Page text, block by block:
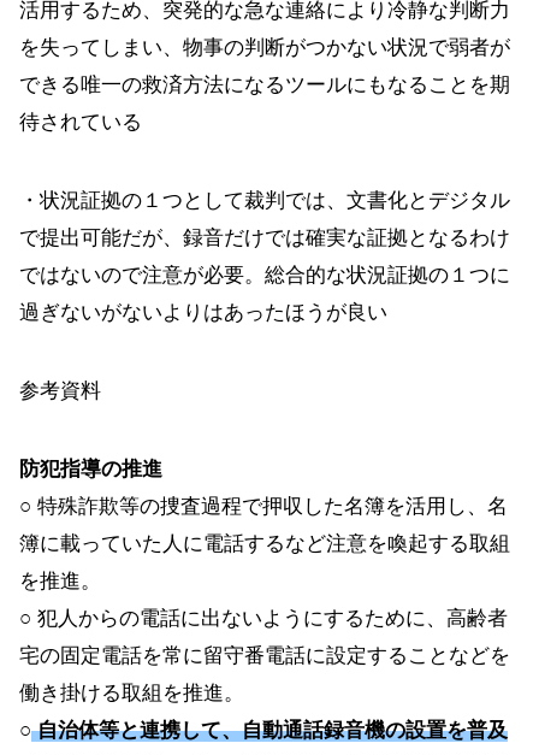
活用するため、突発的な急な連絡により冷静な判断力
を失ってしまい、物事の判断がつかない状況で弱者が
できる唯一の救済方法になるツールにもなることを期
待されている
・状況証拠の１つとして裁判では、文書化とデジタル
で提出可能だが、録音だけでは確実な証拠となるわけ
ではないので注意が必要。総合的な状況証拠の１つに
過ぎないがないよりはあったほうが良い
参考資料
防犯指導の推進
○ 特殊詐欺等の捜査過程で押収した名簿を活用し、名
簿に載っていた人に電話するなど注意を喚起する取組
を推進。
○ 犯人からの電話に出ないようにするために、高齢者
宅の固定電話を常に留守番電話に設定することなどを
働き掛ける取組を推進。
○自治体等と連携して、自動通話録音機の設置を普及